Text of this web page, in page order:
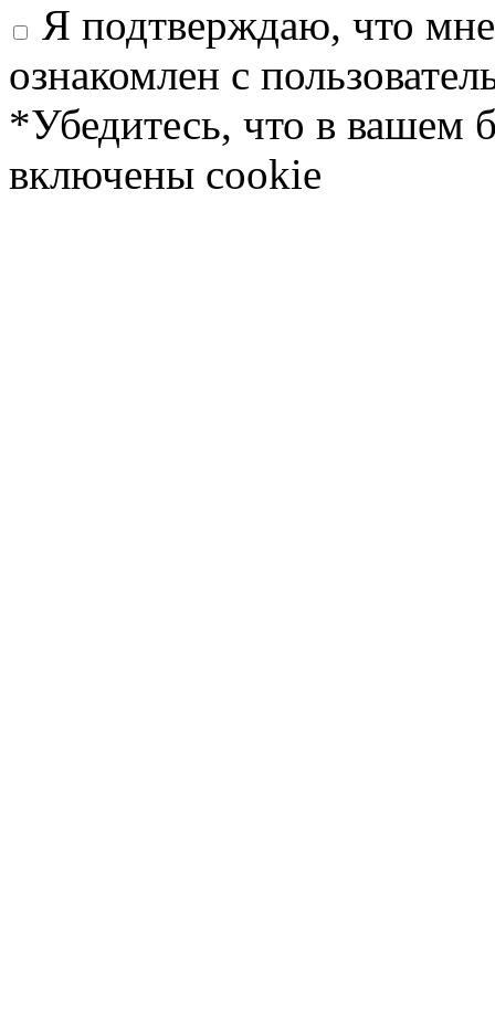
Я подтверждаю, что
ознакомлен с
*Убедитесь, что в вашем
включены cookie